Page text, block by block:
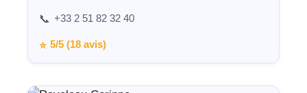
📞 +33 2 51 82 32 40
⭐ 5/5 (18 avis)